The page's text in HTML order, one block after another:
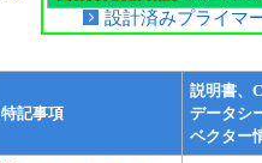
設計済みプライマ
特記事項
説明書、
データシ
ベクター